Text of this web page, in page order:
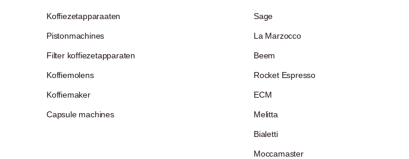
Koffiezetapparaaten
Pistonmachines
Filter koffiezetapparaten
Koffiemolens
Koffiemaker
Capsule machines
Sage
La Marzocco
Beem
Rocket Espresso
ECM
Melitta
Bialetti
Moccamaster